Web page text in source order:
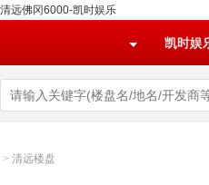
清远佛冈6000-凯时娱乐
凯时娱
> 清远楼盘